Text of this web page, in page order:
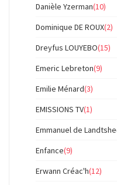
Danièle Yzerman(10)
Dominique DE ROUX(2)
Dreyfus LOUYEBO(15)
Emeric Lebreton(9)
Emilie Ménard(3)
EMISSIONS TV(1)
Emmanuel de
Enfance(9)
Erwann Créac'h(12)